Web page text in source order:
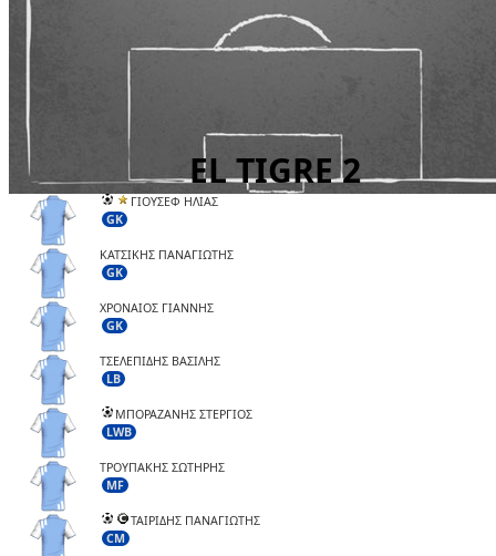
ΓΙΟΥΣΕΦ ΗΛΙΑΣ
GK
ΚΑΤΣΙΚΗΣ ΠΑΝΑΓΙΩΤΗΣ
GK
ΧΡΟΝΑΙΟΣ ΓΙΑΝΝΗΣ
GK
ΤΣΕΛΕΠΙΔΗΣ ΒΑΣΙΛΗΣ
LB
ΜΠΟΡΑΖΑΝΗΣ ΣΤΕΡΓΙΟΣ
LWB
ΤΡΟΥΠΑΚΗΣ ΣΩΤΗΡΗΣ
MF
ΤΑΙΡΙΔΗΣ ΠΑΝΑΓΙΩΤΗΣ
CM